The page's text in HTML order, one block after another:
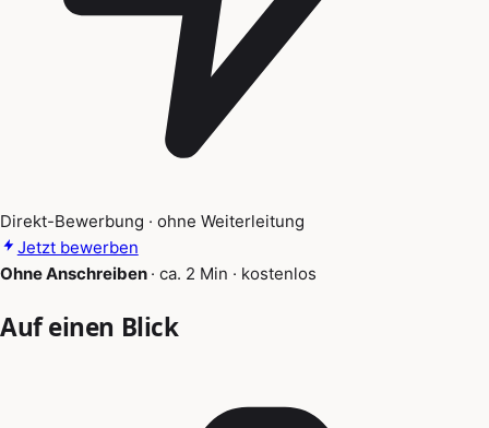
Direkt-Bewerbung · ohne Weiterleitung
Jetzt bewerben
Ohne Anschreiben · ca. 2 Min · kostenlos
Auf einen Blick